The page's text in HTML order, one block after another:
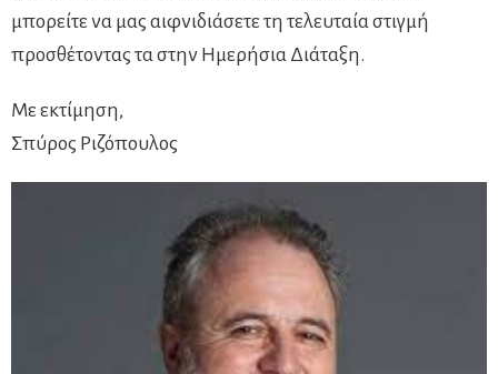
μπορείτε να μας αιφνιδιάσετε τη τελευταία στιγμή
προσθέτοντας τα στην Ημερήσια Διάταξη.
Με εκτίμηση,
Σπύρος Ριζόπουλος